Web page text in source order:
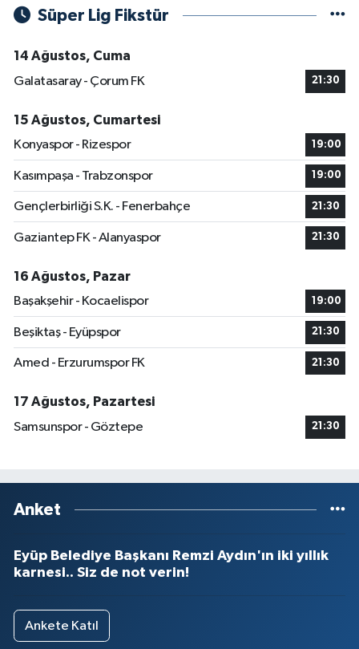
Süper Lig Fikstür
14 Ağustos, Cuma
Galatasaray - Çorum FK
21:30
15 Ağustos, Cumartesi
Konyaspor - Rizespor
19:00
Kasımpaşa - Trabzonspor 19:00
Gençlerbirliği S.K. - Fenerbahçe 21:30
Gaziantep FK - Alanyaspor 21:30
16 Ağustos, Pazar
Başakşehir - Kocaelispor
19:00
Beşiktaş - Eyüpspor 21:30
Amed - Erzurumspor FK 21:30
17 Ağustos, Pazartesi
Samsunspor - Göztepe
21:30
Anket
Eyüp Belediye Başkanı Remzi Aydın'ın iki yıllık
karnesi.. Siz de not verin!
Ankete Katıl